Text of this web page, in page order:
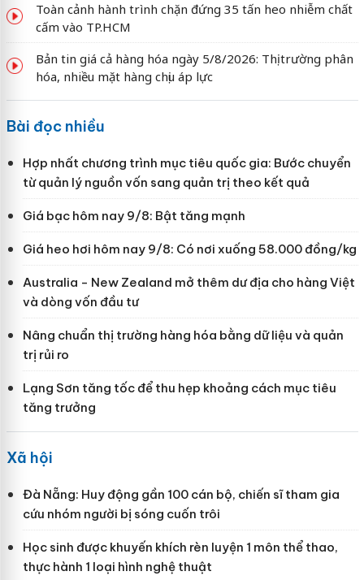
Toàn cảnh hành trình chặn đứng 35 tấn heo nhiễm chất
cấm vào TP.HCM
Bản tin giá cả hàng hóa ngày 5/8/2026: Thị trường phân
hóa, nhiều mặt hàng chịu áp lực
Bài đọc nhiều
Hợp nhất chương trình mục tiêu quốc gia: Bước chuyển
từ quản lý nguồn vốn sang quản trị theo kết quả
Giá bạc hôm nay 9/8: Bật tăng mạnh
Giá heo hơi hôm nay 9/8: Có nơi xuống 58.000 đồng/kg
Australia - New Zealand mở thêm dư địa cho hàng Việt
và dòng vốn đầu tư
Nâng chuẩn thị trường hàng hóa bằng dữ liệu và quản
trị rủi ro
Lạng Sơn tăng tốc để thu hẹp khoảng cách mục tiêu
tăng trưởng
Xã hội
Đà Nẵng: Huy động gần 100 cán bộ, chiến sĩ tham gia
cứu nhóm người bị sóng cuốn trôi
Học sinh được khuyến khích rèn luyện 1 môn thể thao,
thực hành 1 loại hình nghệ thuật